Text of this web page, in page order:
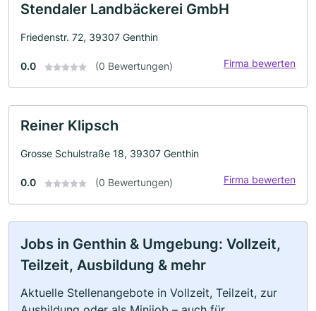
Stendaler Landbäckerei GmbH
Friedenstr. 72, 39307 Genthin
0.0 (0 Bewertungen) Firma bewerten
Reiner Klipsch
Grosse Schulstraße 18, 39307 Genthin
0.0 (0 Bewertungen) Firma bewerten
Jobs in Genthin & Umgebung: Vollzeit,
Teilzeit, Ausbildung & mehr
Aktuelle Stellenangebote in Vollzeit, Teilzeit, zur